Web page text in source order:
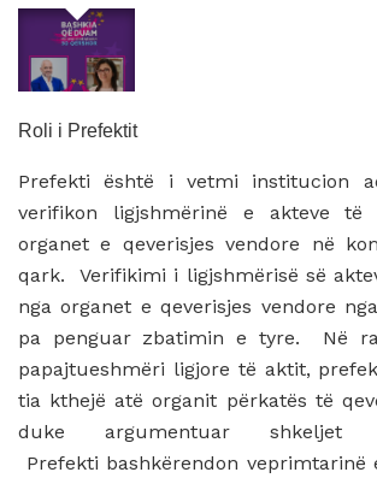
Roli i Prefektit
Prefekti është i vetmi institucion
verifikon ligjshmërinë e akteve të
organet e qeverisjes vendore në
qark. Verifikimi i ligjshmërisë së
nga organet e qeverisjes vendore
pa penguar zbatimin e tyre. Në
papajtueshmëri ligjore të aktit,
tia kthejë atë organit përkatës të
duke argumentuar shkeljet
Prefekti bashkërendon veprimtarinë